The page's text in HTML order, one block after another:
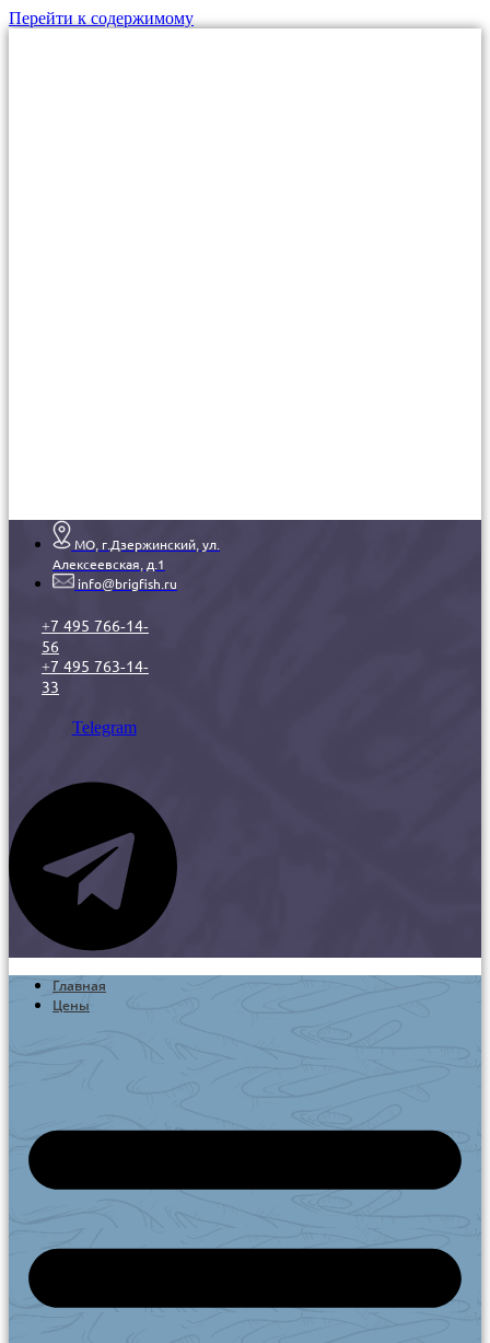
Перейти к содержимому
МО, г.Дзержинский, ул.
Алексеевская, д.1
info@brigfish.ru
+7 495 766-14-
56
+7 495 763-14-
33
Telegram
Главная
Цены